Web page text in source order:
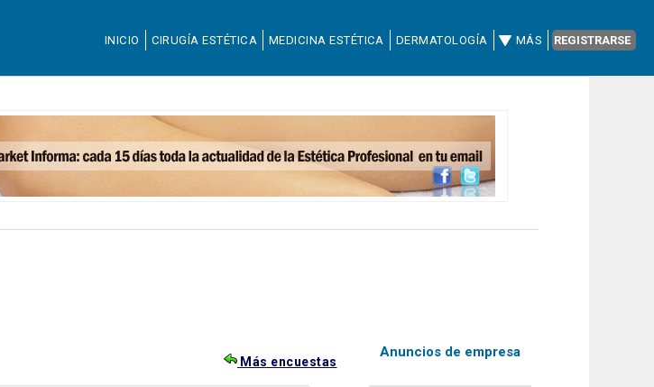
INICIO CIRUGÍA ESTÉTICA MEDICINA ESTÉTICA DERMATOLOGÍA MÁS REGISTRARSE
Más encuestas
Anuncios de empresa